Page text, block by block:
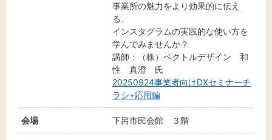
標準 拡大
背景色
黒 白 黄
事業所の魅力をより効果的に伝え
る、
インスタグラムの実践的な使い方を
学んでみませんか？
講師：（株）ベクトルデザイン 和
性 真澄 氏
20250924事業者向けDXセミナーチ
ラシ+応用編
会場 下呂市民会館 ３階